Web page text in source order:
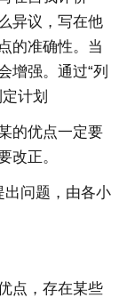
异议，写在他
的准确性。当
增强。通过“列
计划
的优点一定要
改正。
出问题，由各小
点，存在某些